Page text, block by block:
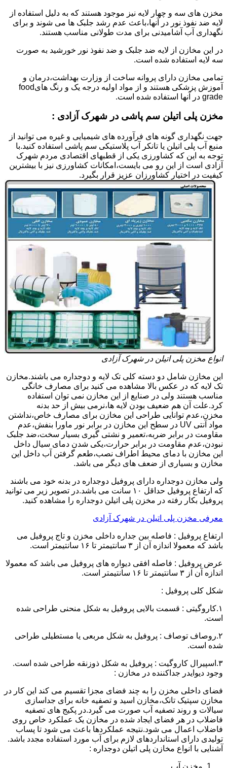
مخزن های سه و چهار لایه نیز موجود هستند که به دلیل استفاده از
لایه ضد نفوذ نور در آنها،باعث عدم رشد جلبک ها می شوند و برای
نگهداری آب آشامیدنی برای مدت طولانی مناسب هستند.
در این مخازن از لایه ضد جلبک و ضد نفوذ نور خورشید به صورت
سه لایه استفاده شده است.
تمامی مخازن دارای پروانه ساخت از وزارت بهداشت،درمان و
آموزش پزشکی هستند و از مواد اولیه درجه یک و رنگ هایfood
grade در آنها استفاده شده است.
مخزن پلی اتیلن سم پاشی در شهرک آزادی :
جهت نگهداری گونه های فرآورده های شیمیایی و غیره می توانید از
منبع آب پلی اتیلن یا تانکر آب پلاستیکی سم پاشی استفاده کنید.با
توجه به این که کشاورزی یکی از قطبهای اقتصادی مردم شهرک
آزادی است از این رو می بایست،امکانات کشاورزی نیز با بیشترین
کیفیت در اختیار کشاورزان عزیز قرار بگیرد.
انواع مخزن پلی اتیلن در شهرک آزادی
این مخازن شامل دو دسته کلی تک لایه و دوجداره می باشند.مخازن
تک لایه که در عکس بالا مشاهده می کنید برای مصارف خانگی
مناسب هستند ولی در صنایع از این مخازن نمی توان استفاده
کرد.علت آن هم ضعیف بودن لایه ها،نرمی بیش از حد بدنه
مخزن،عدم توانایی طراحی این مخازن برای مصارف خاص،نداشتن
مواد آنتی UV در سطح این مخازن در برابر نور ماورا بنفش،عدم
مقاومت در برابر ضربه،تعمیر و نشتی گیری بسیار سخت،ضد جلبک
نبودن،عدم مقاومت در برابر حرارت،یکی شدن دمای سیال داخل
این مخازن با دمای محیط اطراف نصب،طعم گرفتن آب داخل این
مخازن و بسیاری از ضعف های دیگر می باشد.
ولی مخازن دوجداره دارای پروفیل دوجداره در بدنه خود می باشند
که ارتفاع پروفیل حداقل ۱۰ سانت می باشد.در تصویر زیر می توانید
پروفیل بکار رفته در مخزن پلی اتیلن دوجداره را مشاهده کنید.
معرفی مخزن پلی اتیلن در شهرک آزادی
ارتفاع پروفیل : فاصله بین جداره داخلی مخزن و تاج پروفیل می
باشد که معمولا اندازه آن از ۳ سانتیمتر تا ۱۶ سانتیمتر است.
عرض پروفیل : فاصله افقی دیواره های پروفیل می باشد که معمولا
اندازه آن از ۳ سانتیمتر تا ۱۶ سانتیمتر است.
شکل کلی پروفیل :
۱.کاروگیتی : قسمت بالایی پروفیل به شکل منحنی طراحی شده
است.
۲.روصاف توصاف : پروفیل به شکل مربعی یا مستطیلی طراحی
شده است.
۳.اسپیرال کاروگیت : پروفیل به شکل ذوزنقه طراحی شده است.
وجود دیوایدر جداکننده در مخازن :
فضای داخلی مخزن را به چند فضای مجزا تقسیم می کند این کار در
مخازن سپتیک تانک،مخازن اسید و تصفیه خانه برای جداسازی
سیالات و روند تصفیه آب صورت می گیرد.در پکیج های تصفیه
فاضلاب در هر فضای ایجاد شده در مخازن یک عملکرد خاص روی
فاضلاب اعمال می شود.نتیجه عملکردها باعث می شود تا پساب
تولیدی دارای استانداردهای لازم برای آب مورد استفاده مجدد باشد.
آشنایی با انواع مخازن پلی اتیلن دوجداره :
مخزن آب